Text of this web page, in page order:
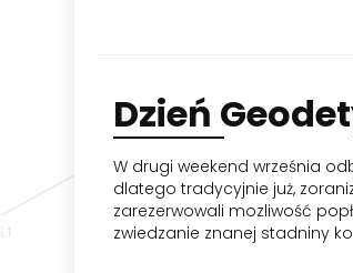
Dzień
W drugi weekend września
dlatego tradycyjnie już,
zarezerwowali mozliwość
zwiedzanie znanej stadniny